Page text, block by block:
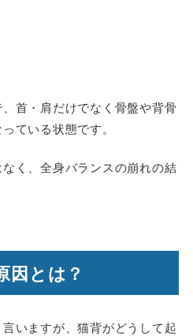
首・肩だけでなく骨盤や背骨
ている状態です。
く、全身バランスの崩れの結
因とは？
いますが、猫背がどうして起